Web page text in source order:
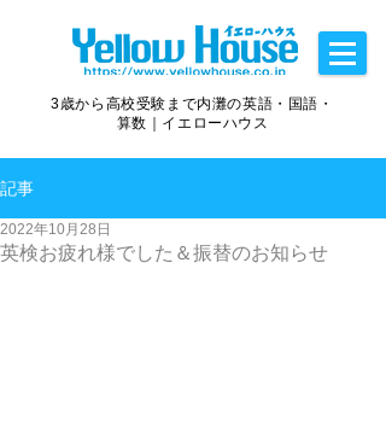
3歳から高校受験まで内灘の英語・国語・
算数｜イエローハウス
記事
英検お疲れ様でした＆振替のお知らせ
2022年10月28日